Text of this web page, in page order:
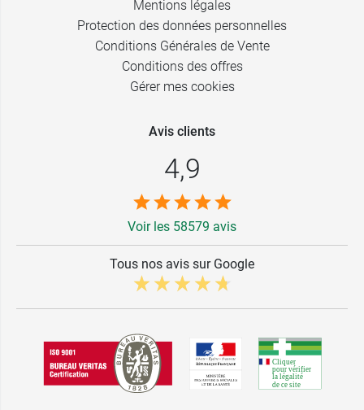
Mentions légales
Protection des données personnelles
Conditions Générales de Vente
Conditions des offres
Gérer mes cookies
Avis clients
4,9
Voir les 58579 avis
Tous nos avis sur Google